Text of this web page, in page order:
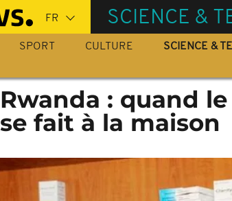
SCIENCE &
SPORT CULTURE SCIENCE &
Rwanda : quand
se fait à la maison